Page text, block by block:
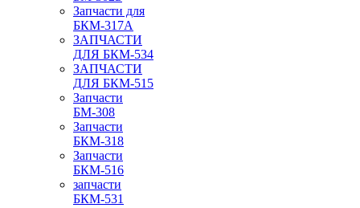
Запчасти для
БКМ-317А
ЗАПЧАСТИ
ДЛЯ БКМ-534
ЗАПЧАСТИ
ДЛЯ БКМ-515
Запчасти
БМ-308
Запчасти
БКМ-318
Запчасти
БКМ-516
запчасти
БКМ-531